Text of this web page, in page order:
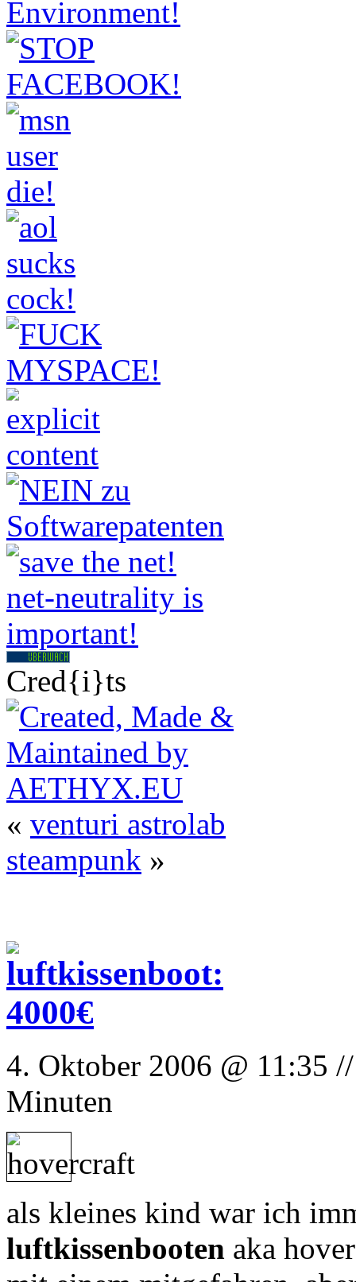
Cred{i}ts
« venturi astrolab
steampunk »
4. Oktober 2006 @ 11:35
Minuten
als kleines kind war ich
luftkissenbooten aka